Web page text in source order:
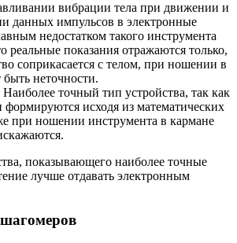
вибрации тела при движении и
данных импульсов в электронные
недостатком такого инструмента
реальные показания отражаются только,
соприкасается с телом, при ношении в
неточности.
точный тип устройства, так как
формируются исходя из математических
при ношении инструмента в кармане
показывающего наиболее точные
лучше отдавать электронным